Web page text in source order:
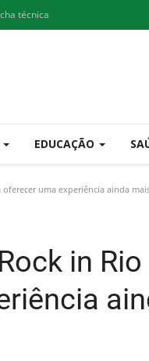
técnica
EDUCAÇÃO
uma experiência ainda
in